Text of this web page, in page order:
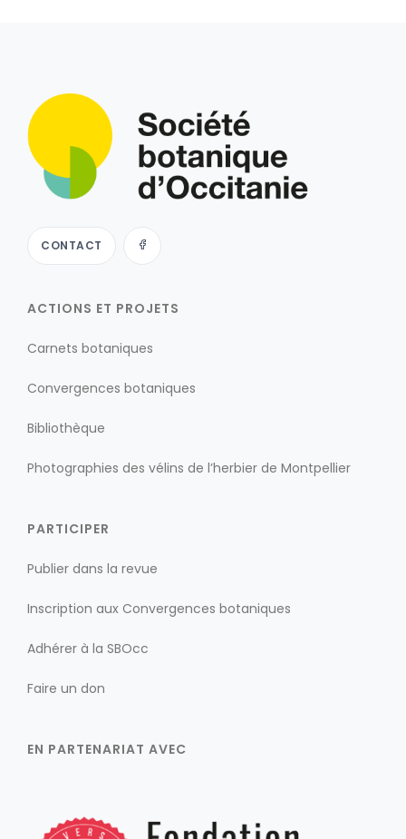
CONTACT
ACTIONS ET PROJETS
Carnets botaniques
Convergences botaniques
Bibliothèque
Photographies des vélins de l’herbier de Montpellier
PARTICIPER
Publier dans la revue
Inscription aux Convergences botaniques
Adhérer à la SBOcc
Faire un don
EN PARTENARIAT AVEC